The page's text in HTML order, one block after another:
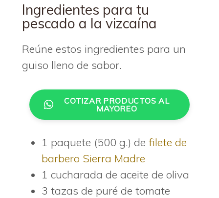
Ingredientes para tu
pescado a la vizcaína
Reúne estos ingredientes para un
guiso lleno de sabor.
COTIZAR PRODUCTOS AL
MAYOREO
1 paquete (500 g.) de filete de
barbero Sierra Madre
1 cucharada de aceite de oliva
3 tazas de puré de tomate